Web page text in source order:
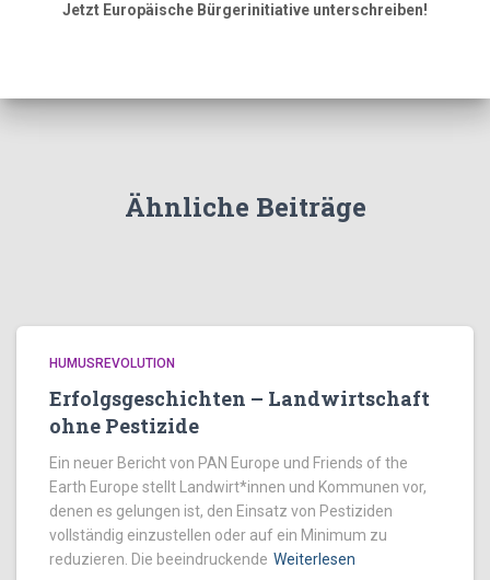
Jetzt Europäische Bürgerinitiative unterschreiben!
Ähnliche Beiträge
HUMUSREVOLUTION
Erfolgsgeschichten – Landwirtschaft
ohne Pestizide
Ein neuer Bericht von PAN Europe und Friends of the
Earth Europe stellt Landwirt*innen und Kommunen vor,
denen es gelungen ist, den Einsatz von Pestiziden
vollständig einzustellen oder auf ein Minimum zu
reduzieren. Die beeindruckende Weiterlesen